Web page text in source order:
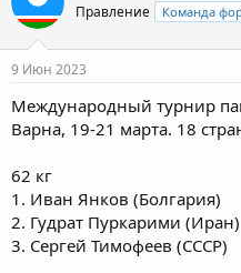
Правление Команда
9 Июн 2023
Международный турнир
Варна, 19-21 марта. 18
62 кг
1. Иван Янков (Болгария)
2. Гудрат Пуркарими (Иран)
3. Сергей Тимофеев (СССР)